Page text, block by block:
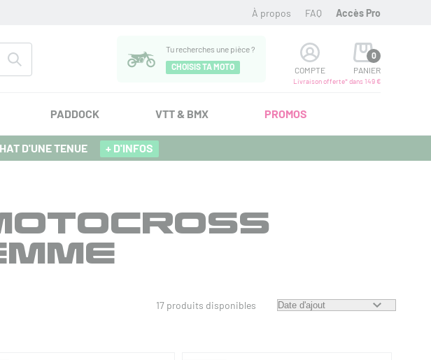
À propos FAQ Accès Pro
Tu recherches une pièce ?
CHOISIS TA MOTO
COMPTE
0
PANIER
Livraison offerte* dans 149 €
PADDOCK VTT & BMX PROMOS
D'UNE TENUE + D'INFOS
17 produits disponibles